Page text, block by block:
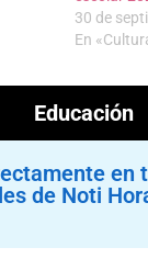
30 de
En
Educación
en
de Noti